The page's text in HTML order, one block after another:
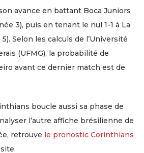
avance en battant Boca Juniors
3), puis en tenant le nul 1-1 à La
Selon les calculs de l’Université
(UFMG), la probabilité de
avant ce dernier match est de
boucle aussi sa phase de
l’autre affiche brésilienne de
retrouve le pronostic Corinthians